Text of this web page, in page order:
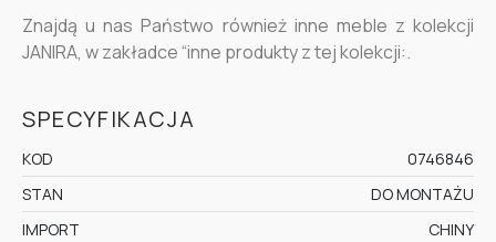
Znajdą u nas Państwo również inne meble z kolekcji
JANIRA, w zakładce “inne produkty z tej kolekcji:.
SPECYFIKACJA
KOD
0746846
STAN
DO MONTAŻU
IMPORT
CHINY